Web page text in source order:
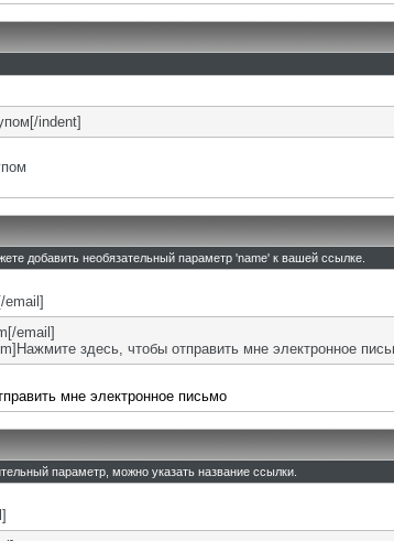
indent]
добавить необязательный параметр 'name' к вашей ссылке.
[/email]
email]
здесь, чтобы отправить мне электронное
мне электронное письмо
параметр, можно указать название ссылки.